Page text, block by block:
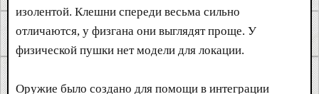
изолентой. Клешни спереди весьма сильно
отличаются, у физгана они выглядят проще. У
физической пушки нет модели для локации.
Оружие было создано для помощи в интеграции